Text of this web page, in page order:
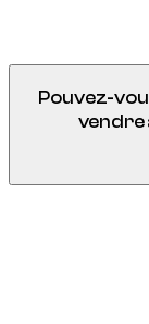
Pouvez-
vendre